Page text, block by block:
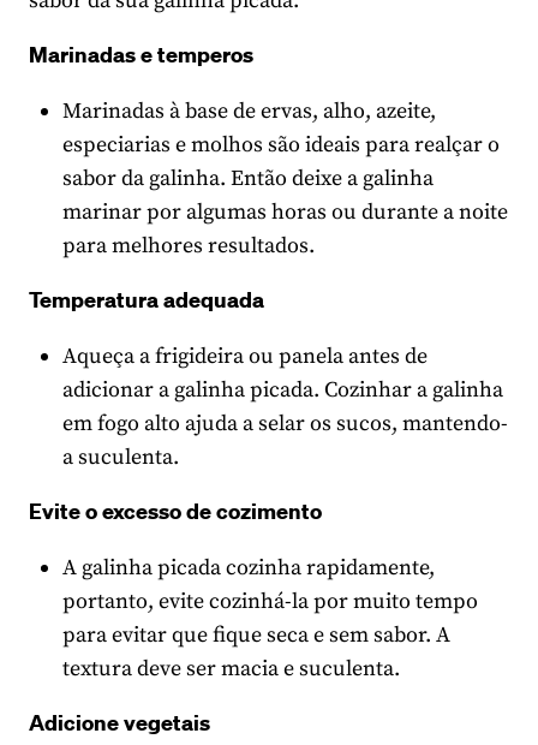
Marinadas e temperos
Marinadas à base de ervas, alho, azeite,
especiarias e molhos são ideais para realçar o
sabor da galinha. Então deixe a galinha
marinar por algumas horas ou durante a noite
para melhores resultados.
Temperatura adequada
Aqueça a frigideira ou panela antes de
adicionar a galinha picada. Cozinhar a galinha
em fogo alto ajuda a selar os sucos, mantendo-
a suculenta.
Evite o excesso de cozimento
A galinha picada cozinha rapidamente,
portanto, evite cozinhá-la por muito tempo
para evitar que fique seca e sem sabor. A
textura deve ser macia e suculenta.
Adicione vegetais